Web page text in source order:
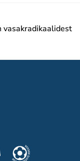
vasakradikaalidest